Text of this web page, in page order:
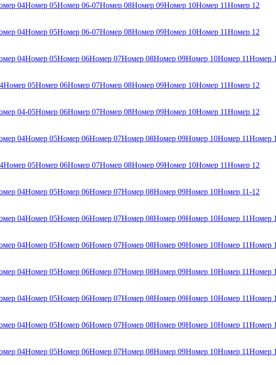
04Номер 05Номер 06-07Номер 08Номер 09Номер 10Номер 11Номер 12
04Номер 05Номер 06-07Номер 08Номер 09Номер 10Номер 11Номер 12
04Номер 05Номер 06Номер 07Номер 08Номер 09Номер 10Номер 11Номер
Номер 05Номер 06Номер 07Номер 08Номер 09Номер 10Номер 11Номер 12
04-05Номер 06Номер 07Номер 08Номер 09Номер 10Номер 11Номер 12
04Номер 05Номер 06Номер 07Номер 08Номер 09Номер 10Номер 11Номер
Номер 05Номер 06Номер 07Номер 08Номер 09Номер 10Номер 11Номер 12
04Номер 05Номер 06Номер 07Номер 08Номер 09Номер 10Номер 11-12
04Номер 05Номер 06Номер 07Номер 08Номер 09Номер 10Номер 11Номер
04Номер 05Номер 06Номер 07Номер 08Номер 09Номер 10Номер 11Номер
04Номер 05Номер 06Номер 07Номер 08Номер 09Номер 10Номер 11Номер
04Номер 05Номер 06Номер 07Номер 08Номер 09Номер 10Номер 11Номер
04Номер 05Номер 06Номер 07Номер 08Номер 09Номер 10Номер 11Номер
04Номер 05Номер 06Номер 07Номер 08Номер 09Номер 10Номер 11Номер